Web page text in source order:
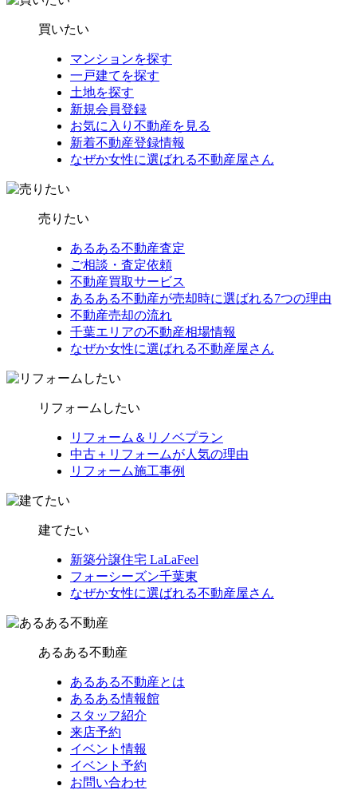
買いたい
マンションを探す
一戸建てを探す
土地を探す
新規会員登録
お気に入り不動産を見る
新着不動産登録情報
なぜか女性に選ばれる不動産屋さん
売りたい
あるある不動産査定
ご相談・査定依頼
不動産買取サービス
あるある不動産が売却時に選ばれる7つの理由
不動産売却の流れ
千葉エリアの不動産相場情報
なぜか女性に選ばれる不動産屋さん
リフォームしたい
リフォーム＆リノベプラン
中古＋リフォームが人気の理由
リフォーム施工事例
建てたい
新築分譲住宅 LaLaFeel
フォーシーズン千葉東
なぜか女性に選ばれる不動産屋さん
あるある不動産
あるある不動産とは
あるある情報館
スタッフ紹介
来店予約
イベント情報
イベント予約
お問い合わせ